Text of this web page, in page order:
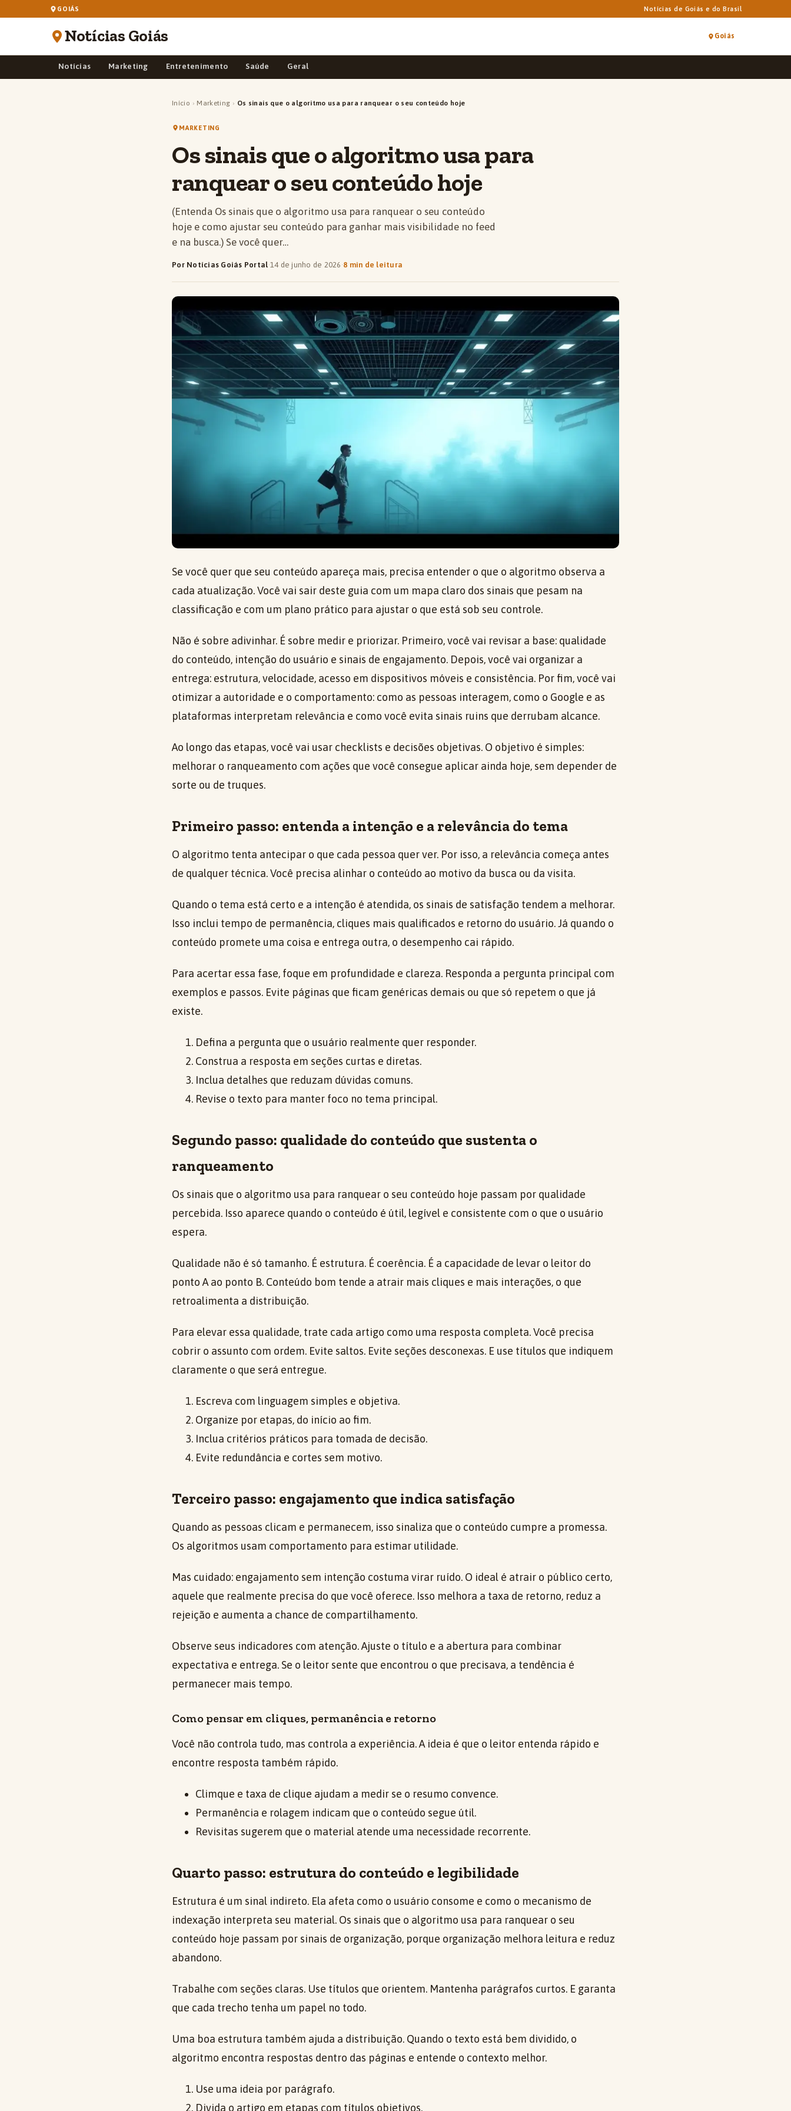
GOIÁS Notícias de Goiás e do Brasil
Notícias Goiás Goiás
Notícias Marketing Entretenimento Saúde Geral
Início › Marketing › Os sinais que o algoritmo usa para ranquear o seu conteúdo hoje
MARKETING
Os sinais que o algoritmo usa para
ranquear o seu conteúdo hoje
(Entenda Os sinais que o algoritmo usa para ranquear o seu conteúdo
hoje e como ajustar seu conteúdo para ganhar mais visibilidade no feed
e na busca.) Se você quer…
Por Notícias Goiás Portal·14 de junho de 2026 ·8 min de leitura
Se você quer que seu conteúdo apareça mais, precisa entender o que o algoritmo observa a
cada atualização. Você vai sair deste guia com um mapa claro dos sinais que pesam na
classificação e com um plano prático para ajustar o que está sob seu controle.
Não é sobre adivinhar. É sobre medir e priorizar. Primeiro, você vai revisar a base: qualidade
do conteúdo, intenção do usuário e sinais de engajamento. Depois, você vai organizar a
entrega: estrutura, velocidade, acesso em dispositivos móveis e consistência. Por fim, você vai
otimizar a autoridade e o comportamento: como as pessoas interagem, como o Google e as
plataformas interpretam relevância e como você evita sinais ruins que derrubam alcance.
Ao longo das etapas, você vai usar checklists e decisões objetivas. O objetivo é simples:
melhorar o ranqueamento com ações que você consegue aplicar ainda hoje, sem depender de
sorte ou de truques.
Primeiro passo: entenda a intenção e a relevância do tema
O algoritmo tenta antecipar o que cada pessoa quer ver. Por isso, a relevância começa antes
de qualquer técnica. Você precisa alinhar o conteúdo ao motivo da busca ou da visita.
Quando o tema está certo e a intenção é atendida, os sinais de satisfação tendem a melhorar.
Isso inclui tempo de permanência, cliques mais qualificados e retorno do usuário. Já quando o
conteúdo promete uma coisa e entrega outra, o desempenho cai rápido.
Para acertar essa fase, foque em profundidade e clareza. Responda a pergunta principal com
exemplos e passos. Evite páginas que ficam genéricas demais ou que só repetem o que já
existe.
Defina a pergunta que o usuário realmente quer responder.
Construa a resposta em seções curtas e diretas.
Inclua detalhes que reduzam dúvidas comuns.
Revise o texto para manter foco no tema principal.
Segundo passo: qualidade do conteúdo que sustenta o
ranqueamento
Os sinais que o algoritmo usa para ranquear o seu conteúdo hoje passam por qualidade
percebida. Isso aparece quando o conteúdo é útil, legível e consistente com o que o usuário
espera.
Qualidade não é só tamanho. É estrutura. É coerência. É a capacidade de levar o leitor do
ponto A ao ponto B. Conteúdo bom tende a atrair mais cliques e mais interações, o que
retroalimenta a distribuição.
Para elevar essa qualidade, trate cada artigo como uma resposta completa. Você precisa
cobrir o assunto com ordem. Evite saltos. Evite seções desconexas. E use títulos que indiquem
claramente o que será entregue.
Escreva com linguagem simples e objetiva.
Organize por etapas, do início ao fim.
Inclua critérios práticos para tomada de decisão.
Evite redundância e cortes sem motivo.
Terceiro passo: engajamento que indica satisfação
Quando as pessoas clicam e permanecem, isso sinaliza que o conteúdo cumpre a promessa.
Os algoritmos usam comportamento para estimar utilidade.
Mas cuidado: engajamento sem intenção costuma virar ruído. O ideal é atrair o público certo,
aquele que realmente precisa do que você oferece. Isso melhora a taxa de retorno, reduz a
rejeição e aumenta a chance de compartilhamento.
Observe seus indicadores com atenção. Ajuste o título e a abertura para combinar
expectativa e entrega. Se o leitor sente que encontrou o que precisava, a tendência é
permanecer mais tempo.
Como pensar em cliques, permanência e retorno
Você não controla tudo, mas controla a experiência. A ideia é que o leitor entenda rápido e
encontre resposta também rápido.
Climque e taxa de clique ajudam a medir se o resumo convence.
Permanência e rolagem indicam que o conteúdo segue útil.
Revisitas sugerem que o material atende uma necessidade recorrente.
Quarto passo: estrutura do conteúdo e legibilidade
Estrutura é um sinal indireto. Ela afeta como o usuário consome e como o mecanismo de
indexação interpreta seu material. Os sinais que o algoritmo usa para ranquear o seu
conteúdo hoje passam por sinais de organização, porque organização melhora leitura e reduz
abandono.
Trabalhe com seções claras. Use títulos que orientem. Mantenha parágrafos curtos. E garanta
que cada trecho tenha um papel no todo.
Uma boa estrutura também ajuda a distribuição. Quando o texto está bem dividido, o
algoritmo encontra respostas dentro das páginas e entende o contexto melhor.
Use uma ideia por parágrafo.
Divida o artigo em etapas com títulos objetivos.